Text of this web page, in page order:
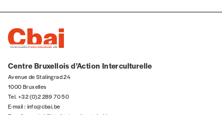
Centre Bruxellois d’Action Interculturelle
Avenue de Stalingrad 24
1000 Bruxelles
Tel. +32 (0)2 289 70 50
E-mail : info@cbai.be